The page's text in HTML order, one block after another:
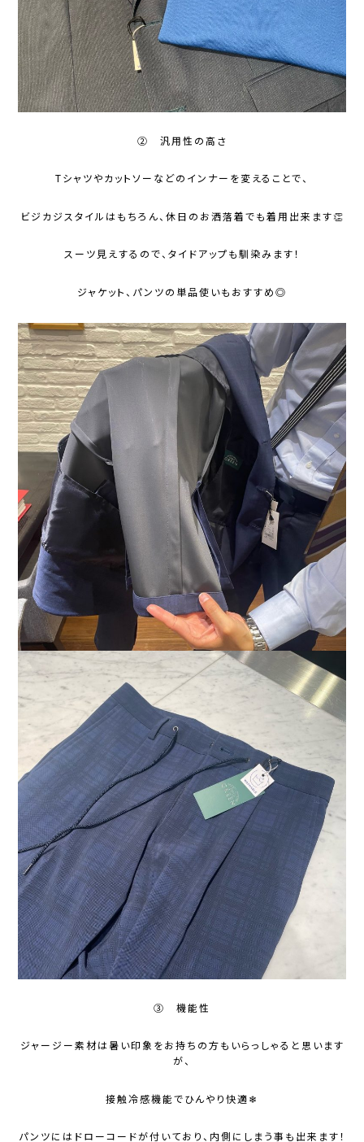
② 汎用性の高さ
Tシャツやカットソーなどのインナーを変えることで、
ビジカジスタイルはもちろん、休日のお洒落着でも着用出来ます👏
スーツ見えするので、タイドアップも馴染みます！
ジャケット、パンツの単品使いもおすすめ◎
③ 機能性
ジャージー素材は暑い印象をお持ちの方もいらっしゃると思います
が、
接触冷感機能でひんやり快適❄
パンツにはドローコードが付いており、内側にしまう事も出来ます！